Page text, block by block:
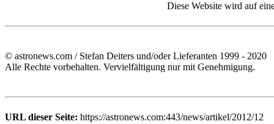
Diese Website wird auf
© astronews.com / Stefan Deiters und/oder Lieferanten 1999 - 2020
Alle Rechte vorbehalten. Vervielfältigung nur mit Genehmigung.
URL dieser Seite: https://astronews.com:443/news/artikel/2012/12